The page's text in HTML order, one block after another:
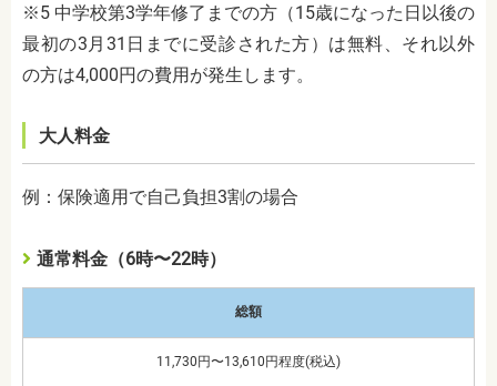
※5 中学校第3学年修了までの方（15歳になった日以後の
最初の3月31日までに受診された方）は無料、それ以外
の方は4,000円の費用が発生します。
大人料金
例：保険適用で自己負担3割の場合
通常料金（6時〜22時）
総額
11,730円〜13,610円程度(税込)